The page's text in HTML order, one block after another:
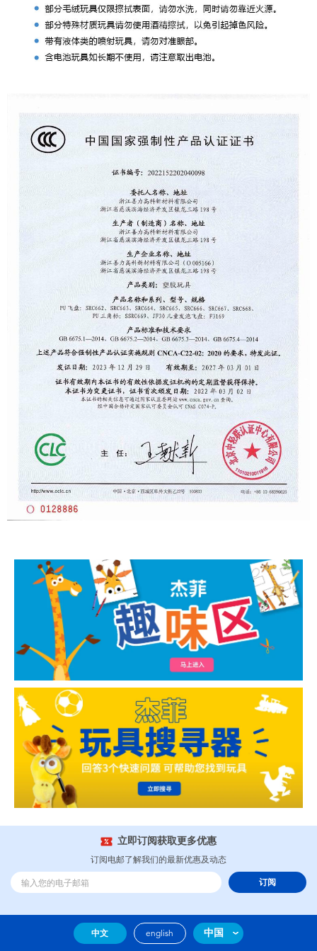
立即订阅获取更多优惠
订阅电邮了解我们的最新优惠及动态
订阅
中文 english 中国